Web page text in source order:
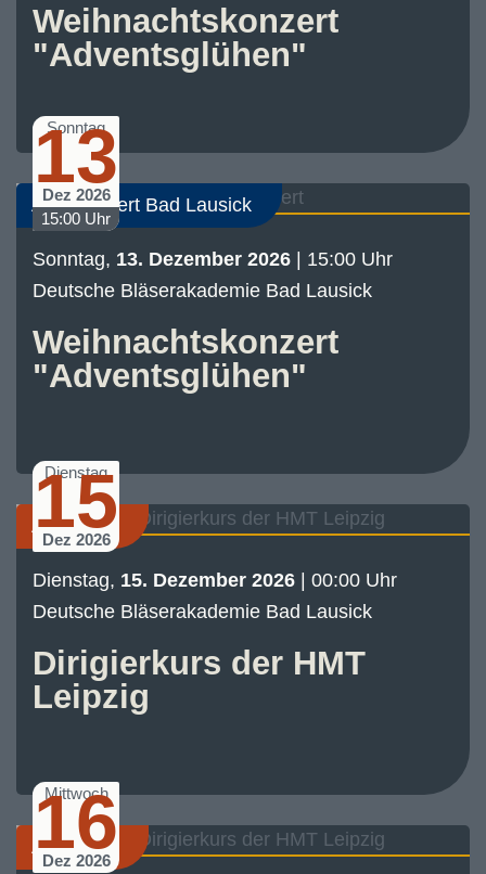
Weihnachtskonzert
"Adventsglühen"
Abo-Konzert Bad Lausick
Sonntag
13
Dez 2026
15:00 Uhr
Sonntag, 13. Dezember 2026 | 15:00 Uhr
Deutsche Bläserakademie Bad Lausick
Weihnachtskonzert
"Adventsglühen"
Akademie
Dienstag
15
Dez 2026
Dienstag, 15. Dezember 2026 | 00:00 Uhr
Deutsche Bläserakademie Bad Lausick
Dirigierkurs der HMT
Leipzig
Akademie
Mittwoch
16
Dez 2026